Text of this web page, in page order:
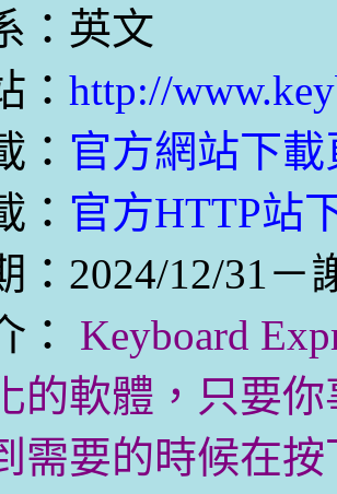
：英文
： http://
： 官方網站下載
： 官方HTTP站
：2024/12/31－
：
Keyboard
的軟體，只要
需要的時候在